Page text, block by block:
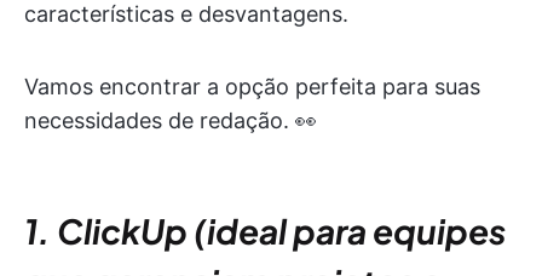
características e desvantagens.
Vamos encontrar a opção perfeita para suas
necessidades de redação. 👀
1. ClickUp (ideal para equipes